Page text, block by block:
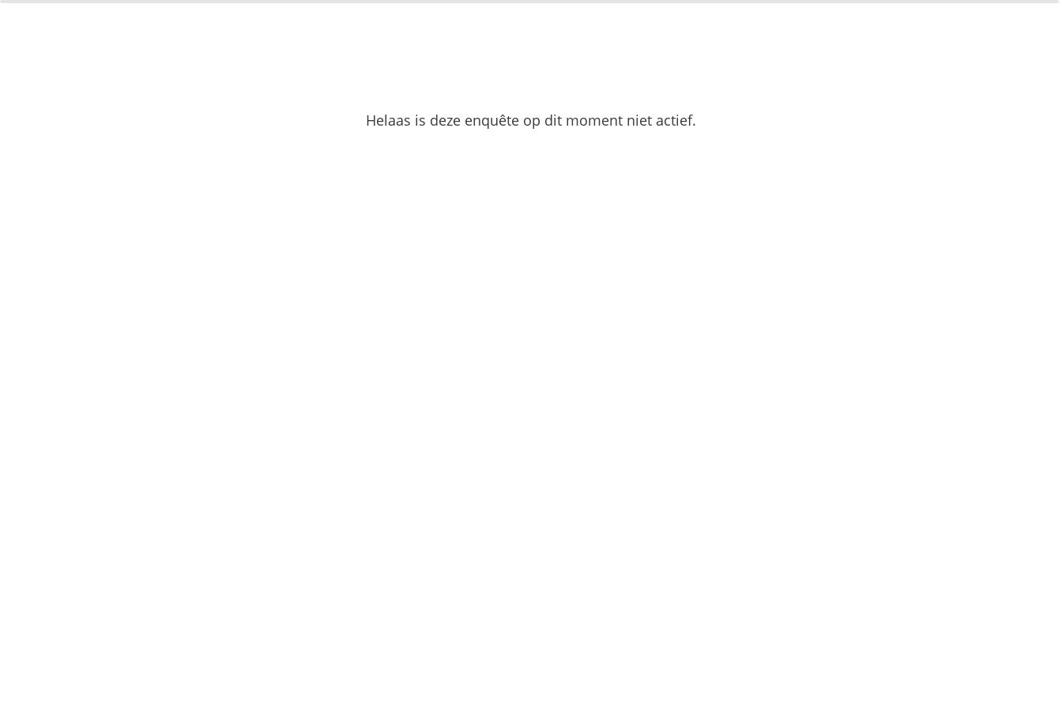
Helaas is deze enquête op dit moment niet actief.